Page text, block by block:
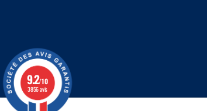
9.2/10
3856 avis